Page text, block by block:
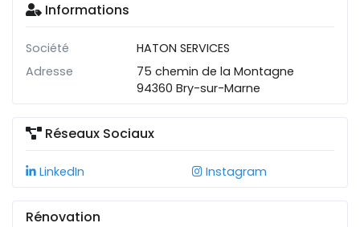
Informations
Société
HATON SERVICES
Adresse
75 chemin de la Montagne
94360 Bry-sur-Marne
Réseaux Sociaux
LinkedIn Instagram
Rénovation